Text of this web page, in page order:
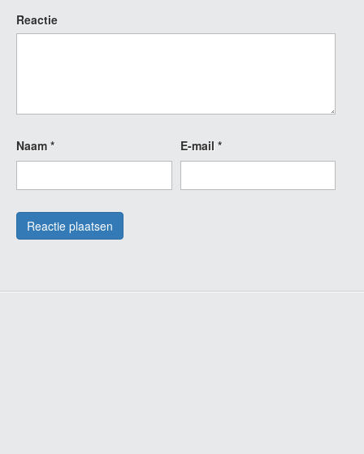
Reactie
Naam * E-mail *